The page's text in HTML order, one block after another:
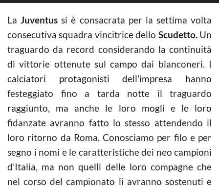
LaJuventus si è consacrata per la settima volta
consecutiva squadra vincitrice dello Scudetto.Un
traguardo da record considerando la continuità
di vittorie ottenute sul campo dai bianconeri. I
calciatori protagonisti dell’impresa hanno
festeggiato fino a tarda notte il traguardo
raggiunto, ma anche le loro mogli e le loro
fidanzate avranno fatto lo stesso attendendo il
loro ritorno da Roma. Conosciamo per filo e per
segno i nomi e le caratteristiche dei neo campioni
d’Italia, ma non quelli delle loro compagne che
nel corso del campionato li avranno sostenuti e